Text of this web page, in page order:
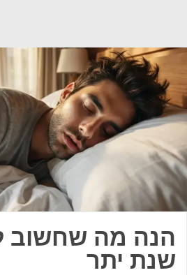
הנה מה שחשוב
שנת יתר